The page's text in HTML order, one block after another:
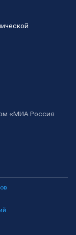
«МИА Россия